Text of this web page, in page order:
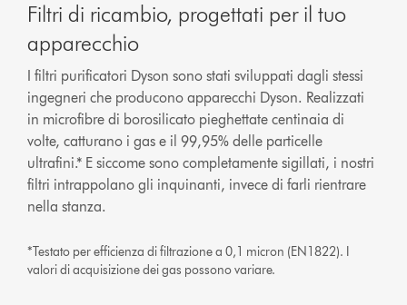
Filtri di ricambio, progettati per il tuo
apparecchio
I filtri purificatori Dyson sono stati sviluppati dagli stessi
ingegneri che producono apparecchi Dyson. Realizzati
in microfibre di borosilicato pieghettate centinaia di
volte, catturano i gas e il 99,95% delle particelle
ultrafini.* E siccome sono completamente sigillati, i nostri
filtri intrappolano gli inquinanti, invece di farli rientrare
nella stanza.
*Testato per efficienza di filtrazione a 0,1 micron (EN1822). I
valori di acquisizione dei gas possono variare.